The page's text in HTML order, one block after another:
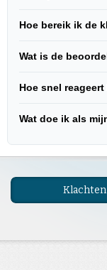
Hoe bereik ik de
Wat is de
Hoe snel
Wat doe ik als
Klachten